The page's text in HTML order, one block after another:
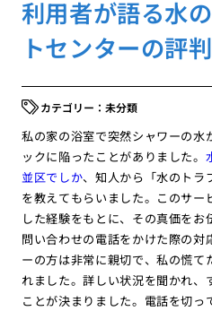
利用者が語る水
トセンターの評判
未分類
私の家の浴室で突然シャワーの水
ックに陥ったことがありました。
並区でしか、知人から「水のトラ
を教えてもらいました。このサー
した経験をもとに、その真価をお
問い合わせの電話をかけた際の対
ーの方は非常に親切で、私の慌て
れました。詳しい状況を聞かれ、
ことが決まりました。電話を切